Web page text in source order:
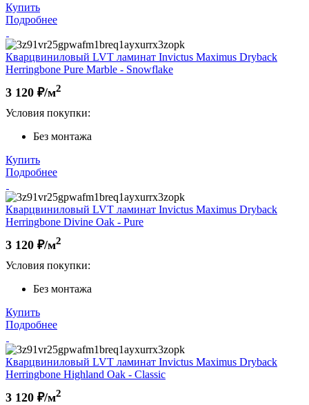
Купить
Подробнее
Кварцвиниловый LVT ламинат Invictus Maximus Dryback
Herringbone Pure Marble - Snowflake
3 120 ₽/м2
Условия покупки:
Без монтажа
Купить
Подробнее
Кварцвиниловый LVT ламинат Invictus Maximus Dryback
Herringbone Divine Oak - Pure
3 120 ₽/м2
Условия покупки:
Без монтажа
Купить
Подробнее
Кварцвиниловый LVT ламинат Invictus Maximus Dryback
Herringbone Highland Oak - Classic
3 120 ₽/м2